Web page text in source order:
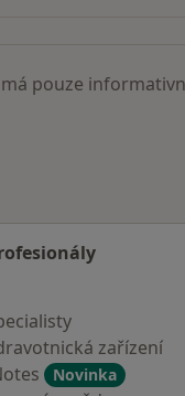
pouze
zařízení
Novinka